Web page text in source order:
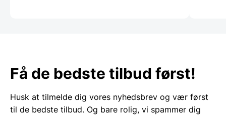
Få de bedste tilbud først!
Husk at tilmelde dig vores nyhedsbrev og vær først
til de bedste tilbud. Og bare rolig, vi spammer dig